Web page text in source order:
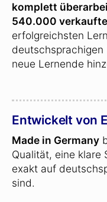
komplett
540.000
erfolgreichsten
deutschsprachigen
neue Lernende
Entwickelt von
Made in Germany
Qualität, eine klare
exakt auf
sind.